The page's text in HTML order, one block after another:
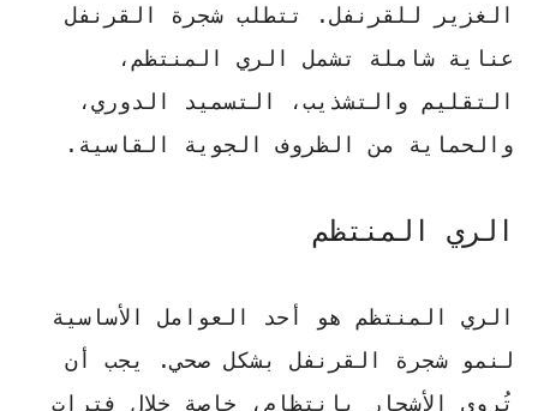
الغزير للقرنفل. تتطلب شجرة القرنفل
عناية شاملة تشمل الري المنتظم،
التقليم والتشذيب، التسميد الدوري،
والحماية من الظروف الجوية القاسية.
الري المنتظم
الري المنتظم هو أحد العوامل الأساسية
لنمو شجرة القرنفل بشكل صحي. يجب أن
تُروى الأشجار بانتظام، خاصة خلال فترات